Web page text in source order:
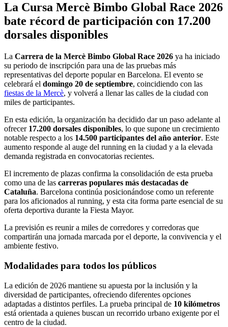
La Cursa Mercè Bimbo Global Race 2026
bate récord de participación con 17.200
dorsales disponibles
La Carrera de la Mercè Bimbo Global Race 2026 ya ha iniciado
su periodo de inscripción para una de las pruebas más
representativas del deporte popular en Barcelona. El evento se
celebrará el domingo 20 de septiembre, coincidiendo con las
fiestas de la Mercè, y volverá a llenar las calles de la ciudad con
miles de participantes.
En esta edición, la organización ha decidido dar un paso adelante al
ofrecer 17.200 dorsales disponibles, lo que supone un crecimiento
notable respecto a los 14.500 participantes del año anterior. Este
aumento responde al auge del running en la ciudad y a la elevada
demanda registrada en convocatorias recientes.
El incremento de plazas confirma la consolidación de esta prueba
como una de las carreras populares más destacadas de
Cataluña. Barcelona continúa posicionándose como un referente
para los aficionados al running, y esta cita forma parte esencial de su
oferta deportiva durante la Fiesta Mayor.
La previsión es reunir a miles de corredores y corredoras que
compartirán una jornada marcada por el deporte, la convivencia y el
ambiente festivo.
Modalidades para todos los públicos
La edición de 2026 mantiene su apuesta por la inclusión y la
diversidad de participantes, ofreciendo diferentes opciones
adaptadas a distintos perfiles. La prueba principal de 10 kilómetros
está orientada a quienes buscan un recorrido urbano exigente por el
centro de la ciudad.